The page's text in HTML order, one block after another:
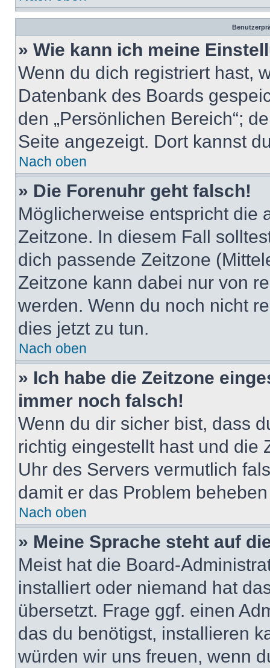
» Wie kann ich meine
Wenn du dich registriert hast,
Datenbank des Boards
den „Persönlichen Bereich“;
Seite angezeigt. Dort kannst
Nach oben
» Die Forenuhr geht falsch!
Möglicherweise entspricht die
Zeitzone. In diesem Fall
dich passende Zeitzone
Zeitzone kann dabei nur von
werden. Wenn du noch nicht
dies jetzt zu tun.
Nach oben
» Ich habe die Zeitzone
immer noch falsch!
Wenn du dir sicher bist, dass
richtig eingestellt hast und die
Uhr des Servers vermutlich
damit er das Problem
Nach oben
» Meine Sprache steht auf
Meist hat die Board-
installiert oder niemand hat
übersetzt. Frage ggf. einen
das du benötigst, installieren
würden wir uns freuen, wenn